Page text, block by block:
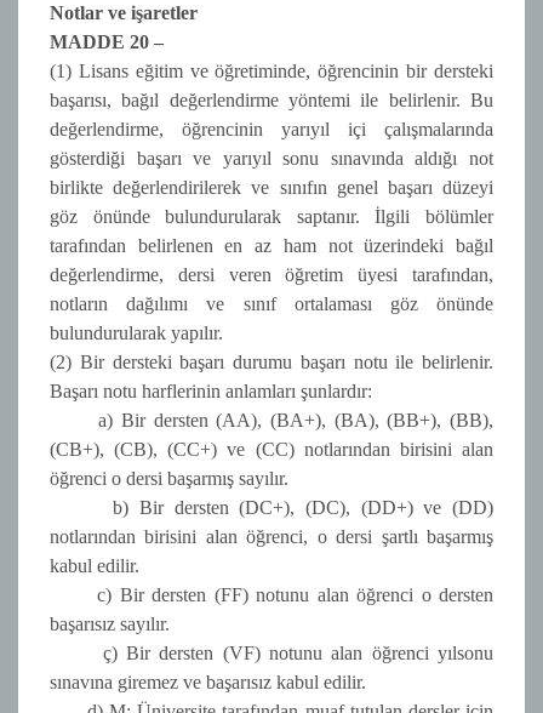
Notlar ve işaretler
MADDE 20 –
(1) Lisans eğitim ve öğretiminde, öğrencinin bir dersteki
başarısı, bağıl değerlendirme yöntemi ile belirlenir. Bu
değerlendirme, öğrencinin yarıyıl içi çalışmalarında
gösterdiği başarı ve yarıyıl sonu sınavında aldığı not
birlikte değerlendirilerek ve sınıfın genel başarı düzeyi
göz önünde bulundurularak saptanır. İlgili bölümler
tarafından belirlenen en az ham not üzerindeki bağıl
değerlendirme, dersi veren öğretim üyesi tarafından,
notların dağılımı ve sınıf ortalaması göz önünde
bulundurularak yapılır.
(2) Bir dersteki başarı durumu başarı notu ile belirlenir.
Başarı notu harflerinin anlamları şunlardır:
a) Bir dersten (AA), (BA+), (BA), (BB+), (BB),
(CB+), (CB), (CC+) ve (CC) notlarından birisini alan
öğrenci o dersi başarmış sayılır.
b) Bir dersten (DC+), (DC), (DD+) ve (DD)
notlarından birisini alan öğrenci, o dersi şartlı başarmış
kabul edilir.
c) Bir dersten (FF) notunu alan öğrenci o dersten
başarısız sayılır.
ç) Bir dersten (VF) notunu alan öğrenci yılsonu
sınavına giremez ve başarısız kabul edilir.